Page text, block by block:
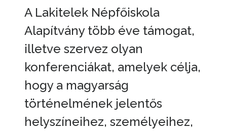
A Lakitelek Népfőiskola
Alapítvány több éve támogat,
illetve szervez olyan
konferenciákat, amelyek célja,
hogy a magyarság
történelmének jelentős
helyszíneihez, személyeihez,